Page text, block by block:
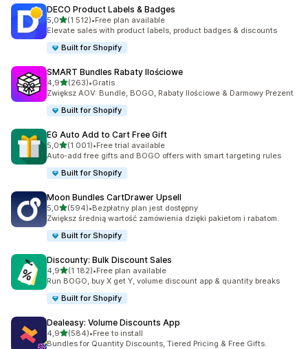
DECO Product Labels & Badges
5,0na 5 gwiazdek
(1 512)
Łączna liczba recenzji: 1512
•Free plan available
Elevate sales with product labels, product badges & discounts
Built for Shopify
SMART Bundles Rabaty Ilościowe
4,9na 5 gwiazdek
(263)
Łączna liczba recenzji: 263
•Gratis
Zwiększ AOV: Bundle, BOGO, Rabaty Ilościowe & Darmowy Prezent
Built for Shopify
EG Auto Add to Cart Free Gift
5,0na 5 gwiazdek
(1 001)
Łączna liczba recenzji: 1001
•Free trial available
Auto-add free gifts and BOGO offers with smart targeting rules
Built for Shopify
Moon Bundles CartDrawer Upsell
5,0na 5 gwiazdek
(594)
Łączna liczba recenzji: 594
•Bezpłatny plan jest dostępny
Zwiększ średnią wartość zamówienia dzięki pakietom i rabatom.
Built for Shopify
Discounty: Bulk Discount Sales
4,9na 5 gwiazdek
(1 182)
Łączna liczba recenzji: 1182
•Free plan available
Run BOGO, buy X get Y, volume discount app & quantity breaks
Built for Shopify
Dealeasy: Volume Discounts App
4,9na 5 gwiazdek
(584)
Łączna liczba recenzji: 584
•Free to install
Bundles for Quantity Discounts, Tiered Pricing & Free Gifts.